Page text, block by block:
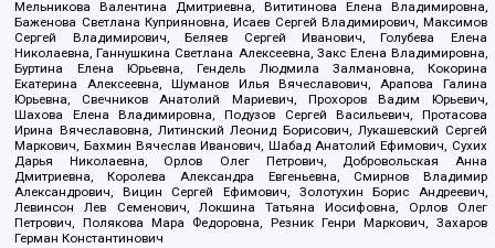
Мельникова Валентина Дмитриевна, Вититинова Елена Владимировна,
Баженова Светлана Куприяновна, Исаев Сергей Владимирович, Максимов
Сергей Владимирович, Беляев Сергей Иванович, Голубева Елена
Николаевна, Ганнушкина Светлана Алексеевна, Закс Елена Владимировна,
Буртина Елена Юрьевна, Гендель Людмила Залмановна, Кокорина
Екатерина Алексеевна, Шуманов Илья Вячеславович, Арапова Галина
Юрьевна, Свечников Анатолий Мариевич, Прохоров Вадим Юрьевич,
Шахова Елена Владимировна, Подузов Сергей Васильевич, Протасова
Ирина Вячеславовна, Литинский Леонид Борисович, Лукашевский Сергей
Маркович, Бахмин Вячеслав Иванович, Шабад Анатолий Ефимович, Сухих
Дарья Николаевна, Орлов Олег Петрович, Добровольская Анна
Дмитриевна, Королева Александра Евгеньевна, Смирнов Владимир
Александрович, Вицин Сергей Ефимович, Золотухин Борис Андреевич,
Левинсон Лев Семенович, Локшина Татьяна Иосифовна, Орлов Олег
Петрович, Полякова Мара Федоровна, Резник Генри Маркович, Захаров
Герман Константинович